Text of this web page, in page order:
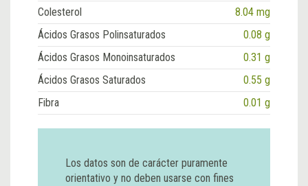
Colesterol
8.04 mg
Ácidos Grasos Polinsaturados
0.08 g
Ácidos Grasos Monoinsaturados
0.31 g
Ácidos Grasos Saturados
0.55 g
Fibra
0.01 g
Los datos son de carácter puramente
orientativo y no deben usarse con fines